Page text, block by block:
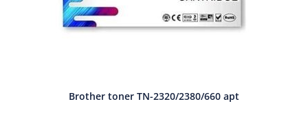
Brother toner TN-2320/2380/660 apt